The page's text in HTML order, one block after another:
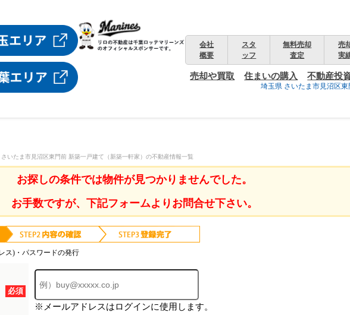
埼玉県 さいたま市見沼区
会社
概要
スタ
ッフ
無料売却
査定
売
実
売却や買取 住まいの購入 不動産投
いたま市見沼区東門前 新築一戸建て（新築一軒家）の不動産情報一覧
お探しの条件では物件が見つかりませんでした。
お手数ですが、下記フォームよりお問合せ下さい。
ス)・パスワードの発行
必須
※メールアドレスはログインに使用します。